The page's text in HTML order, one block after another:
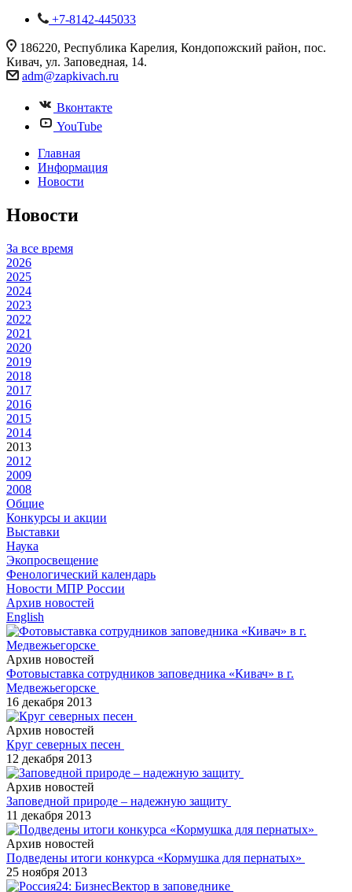
+7-8142-445033
186220, Республика Карелия, Кондопожский район, пос.
Кивач, ул. Заповедная, 14.
adm@zapkivach.ru
Вконтакте
YouTube
Главная
Информация
Новости
Новости
За все время
2026
2025
2024
2023
2022
2021
2020
2019
2018
2017
2016
2015
2014
2013
2012
2009
2008
Общие
Конкурсы и акции
Выставки
Наука
Экопросвещение
Фенологический календарь
Новости МПР России
Архив новостей
English
Архив новостей
Фотовыставка сотрудников заповедника «Кивач» в г.
Медвежьегорске
16 декабря 2013
Архив новостей
Круг северных песен
12 декабря 2013
Архив новостей
Заповедной природе – надежную защиту
11 декабря 2013
Архив новостей
Подведены итоги конкурса «Кормушка для пернатых»
25 ноября 2013